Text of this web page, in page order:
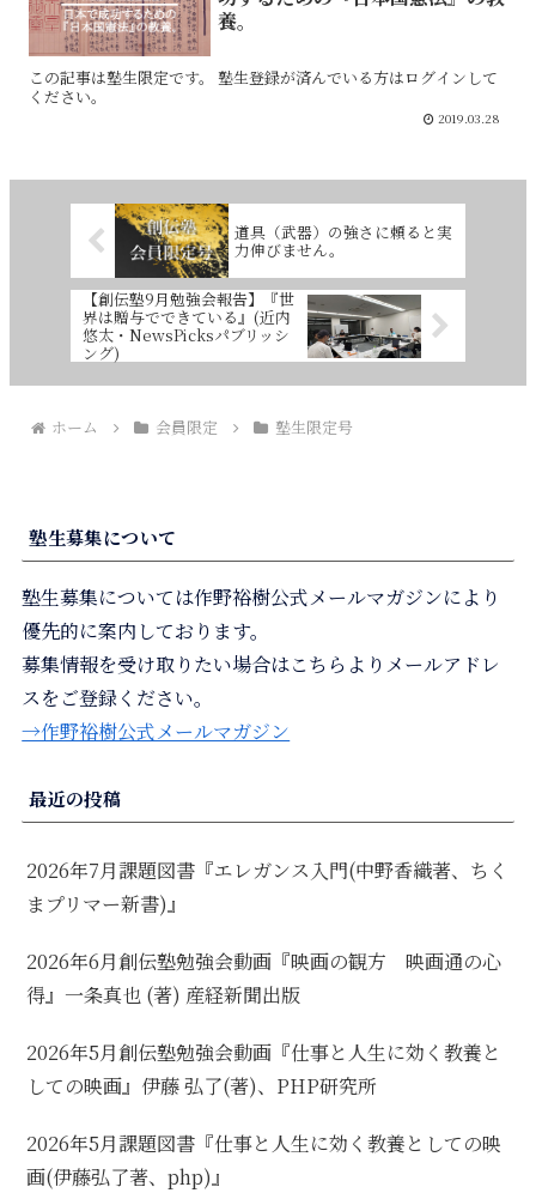
養。
この記事は塾生限定です。 塾生登録が済んでいる方はログインして
ください。
2019.03.28
道具（武器）の強さに頼ると実
力伸びません。
【創伝塾9月勉強会報告】『世
界は贈与でできている』(近内
悠太・NewsPicksパブリッシ
ング)
ホーム 会員限定 塾生限定号
塾生募集について
塾生募集については作野裕樹公式メールマガジンにより
優先的に案内しております。
募集情報を受け取りたい場合はこちらよりメールアドレ
スをご登録ください。
→作野裕樹公式メールマガジン
最近の投稿
2026年7月課題図書『エレガンス入門(中野香織著、ちく
まプリマー新書)』
2026年6月創伝塾勉強会動画『映画の観方 映画通の心
得』一条真也 (著) 産経新聞出版
2026年5月創伝塾勉強会動画『仕事と人生に効く教養と
しての映画』伊藤 弘了(著)、PHP研究所
2026年5月課題図書『仕事と人生に効く教養としての映
画(伊藤弘了著、php)』